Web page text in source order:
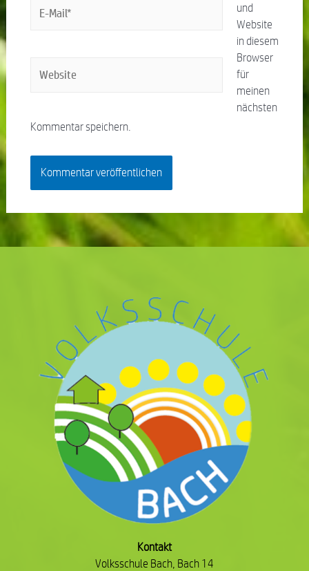
und
Website
in diesem
Browser
für
meinen
nächsten
Kommentar speichern.
Kontakt
Volksschule Bach, Bach 14